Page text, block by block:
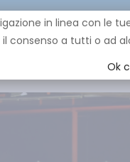
in linea con le
consenso a tutti o ad
Ok